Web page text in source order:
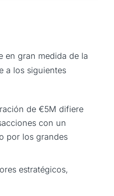
en gran medida de la
a los siguientes
de €5M difiere
con un
por los grandes
estratégicos,